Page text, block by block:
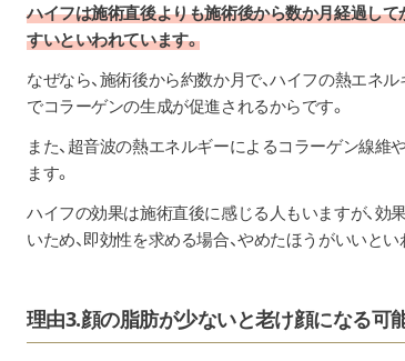
ハイフは施術直後よりも施術後から数か月経過し
すいといわれています。
なぜなら、施術後から約数か月で、ハイフの熱エネ
でコラーゲンの生成が促進されるからです。
また、超音波の熱エネルギーによるコラーゲン線維
ます。
ハイフの効果は施術直後に感じる人もいますが、効
いため、即効性を求める場合、やめたほうがいいと
理由3.顔の脂肪が少ないと老け顔になる可